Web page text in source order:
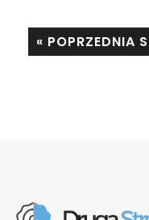
« POPRZEDNIA